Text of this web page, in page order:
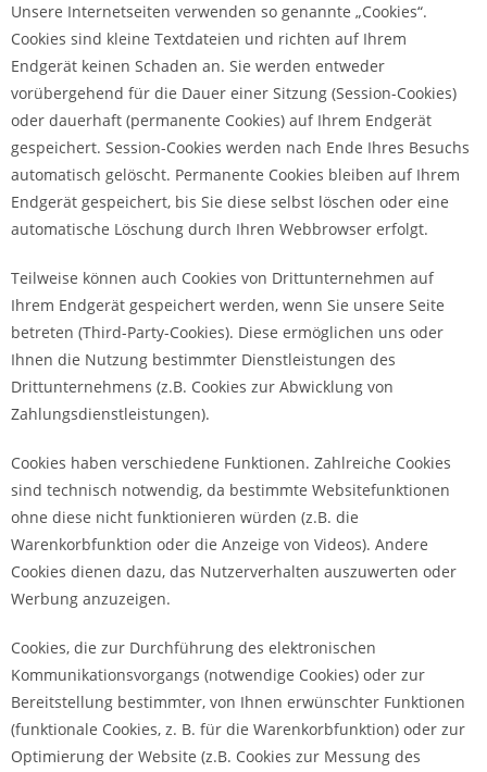
Unsere Internetseiten verwenden so genannte „Cookies“.
Cookies sind kleine Textdateien und richten auf Ihrem
Endgerät keinen Schaden an. Sie werden entweder
vorübergehend für die Dauer einer Sitzung (Session-Cookies)
oder dauerhaft (permanente Cookies) auf Ihrem Endgerät
gespeichert. Session-Cookies werden nach Ende Ihres Besuchs
automatisch gelöscht. Permanente Cookies bleiben auf Ihrem
Endgerät gespeichert, bis Sie diese selbst löschen oder eine
automatische Löschung durch Ihren Webbrowser erfolgt.
Teilweise können auch Cookies von Drittunternehmen auf
Ihrem Endgerät gespeichert werden, wenn Sie unsere Seite
betreten (Third-Party-Cookies). Diese ermöglichen uns oder
Ihnen die Nutzung bestimmter Dienstleistungen des
Drittunternehmens (z.B. Cookies zur Abwicklung von
Zahlungsdienstleistungen).
Cookies haben verschiedene Funktionen. Zahlreiche Cookies
sind technisch notwendig, da bestimmte Websitefunktionen
ohne diese nicht funktionieren würden (z.B. die
Warenkorbfunktion oder die Anzeige von Videos). Andere
Cookies dienen dazu, das Nutzerverhalten auszuwerten oder
Werbung anzuzeigen.
Cookies, die zur Durchführung des elektronischen
Kommunikationsvorgangs (notwendige Cookies) oder zur
Bereitstellung bestimmter, von Ihnen erwünschter Funktionen
(funktionale Cookies, z. B. für die Warenkorbfunktion) oder zur
Optimierung der Website (z.B. Cookies zur Messung des